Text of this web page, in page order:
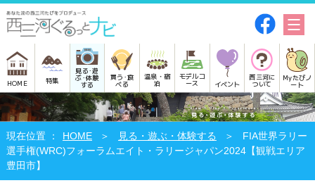
HOME 特集
見る･遊
ぶ･体験
する
買う･食
べる
温泉・宿
泊
モデルコ
ース イベント
西三河に
ついて
Myたびノ
ート
HOME 見る・遊ぶ・体験する
FIA世界ラリー
選手権(WRC)フォーラムエイト・ラリージャパン2024【観戦エリア
豊田市】